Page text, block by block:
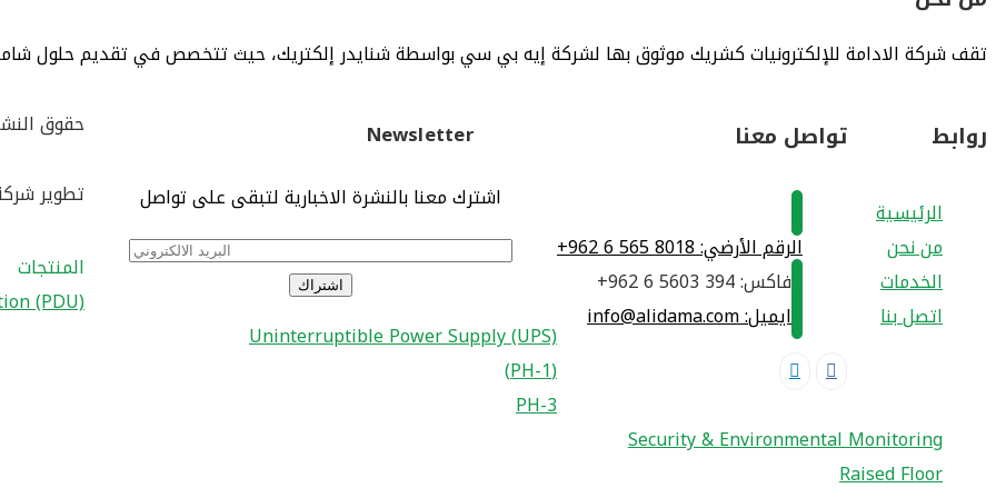
تقف شركة الادامة للإلكترونيات كشريك موثوق بها لشركة إيه بي سي بواسطة شنايدر إلكتريك، حيث تتخصص في تقديم حلول شاملة
روابط
الرئيسية
من نحن
الخدمات
اتصل بنا
تواصل معنا
الرقم الأرضي:+962 6 565 8018
فاكس:+962 6 5603 394
ايميل: info@alidama.com
Newsletter
اشترك معنا بالنشرة الاخبارية لتبقى على تواصل
حقوق النشر © 2024 شركة
تطوير
المنتجات
(PDU)
Uninterruptible Power Supply (UPS)
(1-PH)
3-PH
Security & Environmental Monitoring
Raised Floor